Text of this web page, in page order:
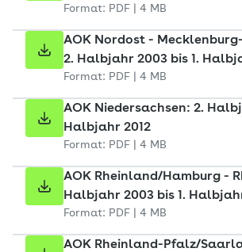
Format: PDF | 4 MB
AOK Nordost -
2. Halbjahr 2003 bis 1.
Format: PDF | 4 MB
AOK Niedersachsen: 2.
Halbjahr 2012
Format: PDF | 4 MB
AOK Rheinland/Hamburg -
Halbjahr 2003 bis 1.
Format: PDF | 4 MB
AOK Rheinland-Pfalz/